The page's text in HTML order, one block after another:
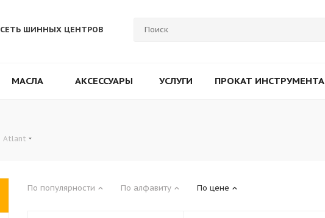
СЕТЬ ШИННЫХ ЦЕНТРОВ
МАСЛА АКСЕССУАРЫ УСЛУГИ ПРОКАТ ИНСТРУМЕНТА
Atlant
По популярности По алфавиту По цене